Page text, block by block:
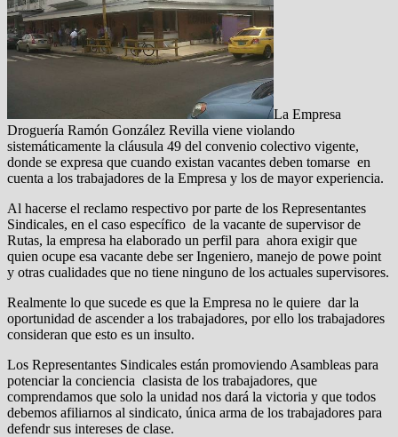
La Empresa
Droguería Ramón González Revilla viene violando
sistemáticamente la cláusula 49 del convenio colectivo vigente,
donde se expresa que cuando existan vacantes deben tomarse en
cuenta a los trabajadores de la Empresa y los de mayor experiencia.
Al hacerse el reclamo respectivo por parte de los Representantes
Sindicales, en el caso específico de la vacante de supervisor de
Rutas, la empresa ha elaborado un perfil para ahora exigir que
quien ocupe esa vacante debe ser Ingeniero, manejo de powe point
y otras cualidades que no tiene ninguno de los actuales supervisores.
Realmente lo que sucede es que la Empresa no le quiere dar la
oportunidad de ascender a los trabajadores, por ello los trabajadores
consideran que esto es un insulto.
Los Representantes Sindicales están promoviendo Asambleas para
potenciar la conciencia clasista de los trabajadores, que
comprendamos que solo la unidad nos dará la victoria y que todos
debemos afiliarnos al sindicato, única arma de los trabajadores para
defendr sus intereses de clase.